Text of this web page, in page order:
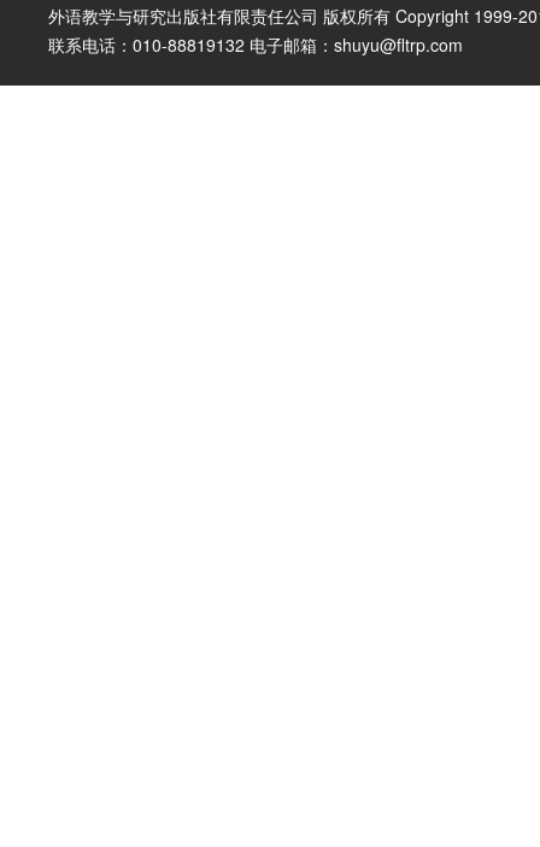
外语教学与研究出版社有限责任公司 版权所有 Copyright 1999-
联系电话：010-88819132 电子邮箱：shuyu@fltrp.com